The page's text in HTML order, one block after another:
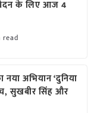
के लिए आज 4
read
नया अभियान ‘दुनिया
सुखबीर सिंह और